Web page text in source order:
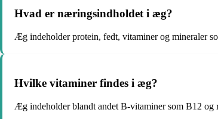
Hvad er næringsindholdet i æg?
Æg indeholder protein, fedt, vitaminer og mineraler
Hvilke vitaminer findes i æg?
Æg indeholder blandt andet B-vitaminer som B12